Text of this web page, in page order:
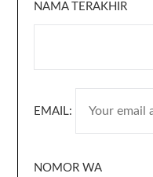
NAMA TERAKHIR
EMAIL:
NOMOR WA